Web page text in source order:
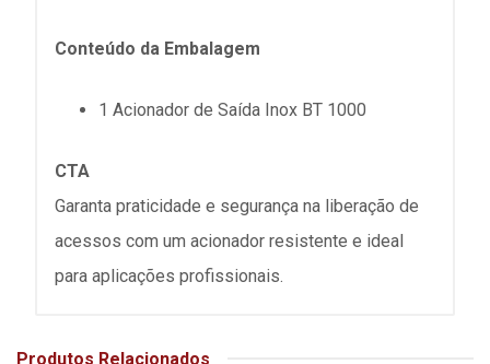
Conteúdo da Embalagem
1 Acionador de Saída Inox BT 1000
CTA
Garanta praticidade e segurança na liberação de
acessos com um acionador resistente e ideal
para aplicações profissionais.
Produtos Relacionados